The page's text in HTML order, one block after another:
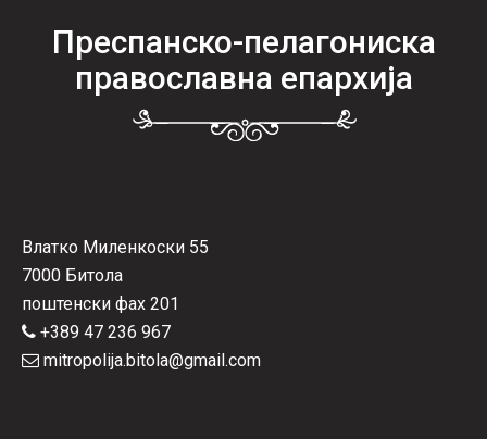
Преспанско-пелагониска
православна епархија
Влатко Миленкоски 55
7000 Битола
поштенски фах 201
+389 47 236 967
mitropolija.bitola@gmail.com